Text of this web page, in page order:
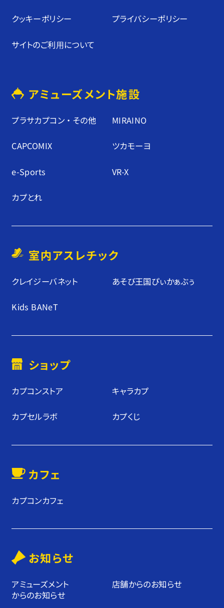
クッキーポリシー プライバシーポリシー
サイトのご利⽤について
アミューズメント施設
プラサカプコン ・ その他 MIRAINO
CAPCOMIX ツカモーヨ
e-Sports VR-X
カプとれ
室内アスレチック
クレイジーバネット あそび王国ぴぃかぁぶぅ
Kids BANeT
ショップ
カプコンストア キャラカプ
カプセルラボ カプくじ
カフェ
カプコンカフェ
お知らせ
アミューズメント
からのお知らせ
店舗からのお知らせ